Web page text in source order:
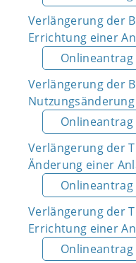
Verlängerung der
Errichtung einer
Onlineantrag
Verlängerung der
Onlineantrag
Verlängerung der
Änderung einer
Onlineantrag
Verlängerung der
Errichtung einer
Onlineantrag